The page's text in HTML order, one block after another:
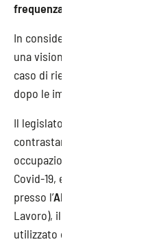
frequenza dei percorsi di
In considerazione di questa
una visione completa
caso di riepilogare la portata
dopo le implementazioni
Il legislatore, con l’art. 88 del
contrastare e limitare
occupazionali, derivante
Covid-19, ed accompagnare
presso l’ANPAL
Lavoro), il Fondo Nuove
utilizzato dalle parti (datore di